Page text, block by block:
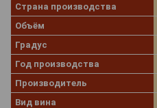
Страна производства
Объём
Градус
Год производства
Производитель
Вид вина